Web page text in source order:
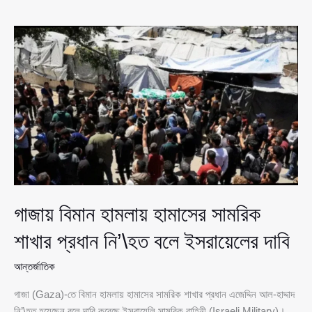
পর
অ’স্ত্র
ছিনিয়ে
দুই
ইসরায়েলি
সেনাকে
হ’ত্যা,
পশ্চিমতীরে
রাতভর
অভিযান
গাজায় বিমান হামলায় হামাসের সামরিক
শাখার প্রধান নি’\হত বলে ইসরায়েলের দাবি
আন্তর্জাতিক
গাজা (Gaza)-তে বিমান হামলায় হামাসের সামরিক শাখার প্রধান এজেদ্দিন আল-হাদ্দাদ